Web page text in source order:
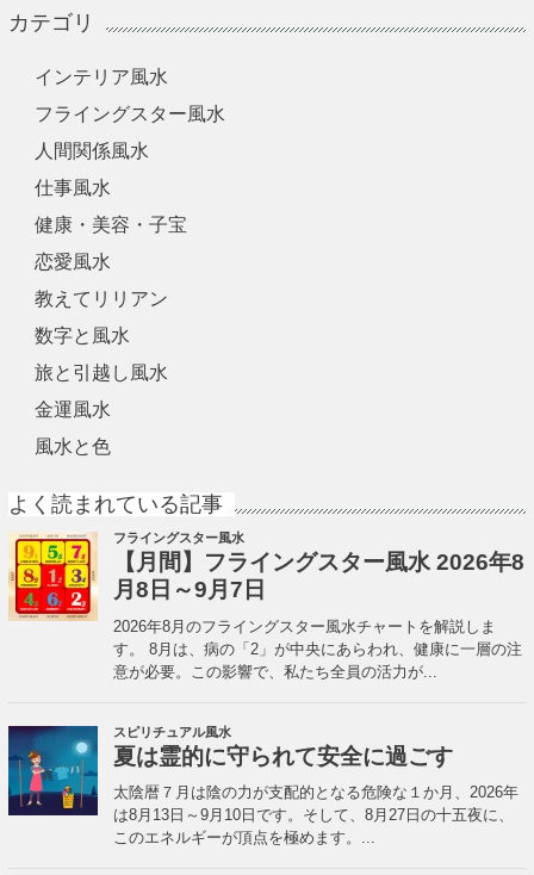
カテゴリ
インテリア風水
フライングスター風水
人間関係風水
仕事風水
健康・美容・子宝
恋愛風水
教えてリリアン
数字と風水
旅と引越し風水
金運風水
風水と色
よく読まれている記事